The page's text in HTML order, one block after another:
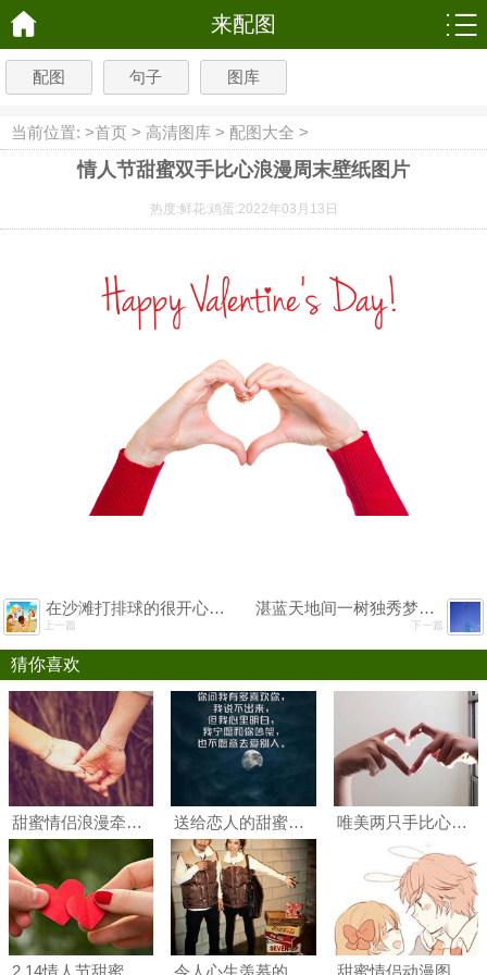
来配图
配图 句子 图库
当前位置: >首页 > 高清图库 > 配图大全 >
情人节甜蜜双手比心浪漫周末壁纸图片
热度:鲜花:鸡蛋:2022年03月13日
在沙滩打排球的很开心的孩子们·儿童节精选卡通插画图片
上一篇
湛蓝天地间一树独秀梦幻唯美立冬雪景风光图片
下一篇
猜你喜欢
甜蜜情侣浪漫牵手图片桌面壁纸 送给恋人的甜蜜晚安心语高清手机壁纸图片 唯美两只手比心只有手，真实双手比心背景图片